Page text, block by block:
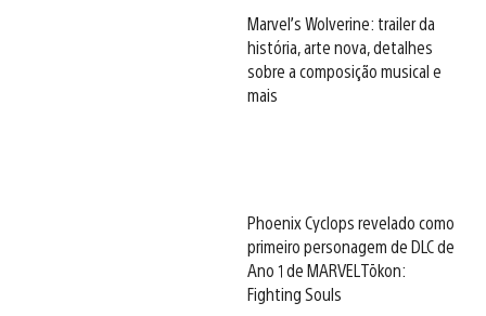
Marvel’s Wolverine: trailer da
história, arte nova, detalhes
sobre a composição musical e
mais
Phoenix Cyclops revelado como
primeiro personagem de DLC de
Ano 1 de MARVEL Tōkon:
Fighting Souls